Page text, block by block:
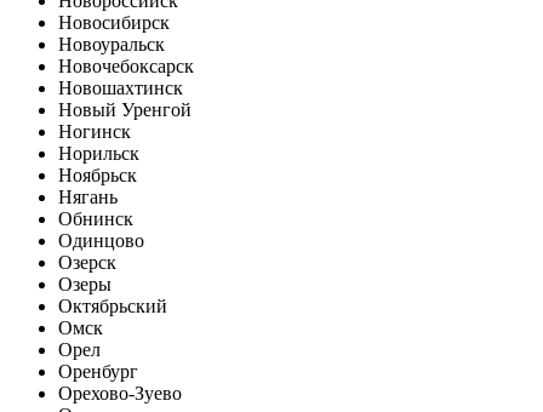
Новосибирск
Новоуральск
Новочебоксарск
Новошахтинск
Новый Уренгой
Ногинск
Норильск
Ноябрьск
Нягань
Обнинск
Одинцово
Озерск
Озеры
Октябрьский
Омск
Орел
Оренбург
Орехово-Зуево